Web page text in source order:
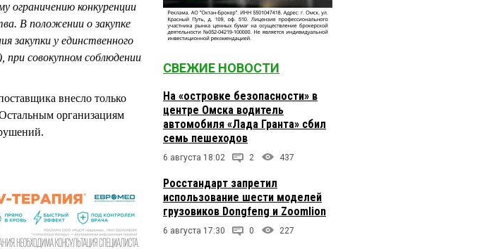
ограничению конкуренции
В положении о закупке
закупки у единственного
при совокупном соблюдении
внесло только
организациям
СВЕЖИЕ НОВОСТИ
На «островке безопасности» в
центре Омска водитель
автомобиля «Лада Гранта» сбил
семь пешеходов
6 августа 18:02 2 437
Росстандарт запретил
использование шести моделей
грузовиков Dongfeng и Zoomlion
6 августа 17:30 0 227